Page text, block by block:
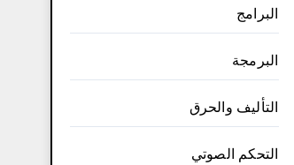
البرامج
البرمجة
التأليف والحرق
التحكم الصوتي